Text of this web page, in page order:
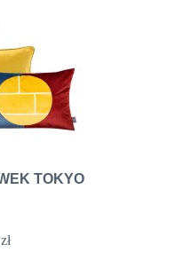
TOKYO